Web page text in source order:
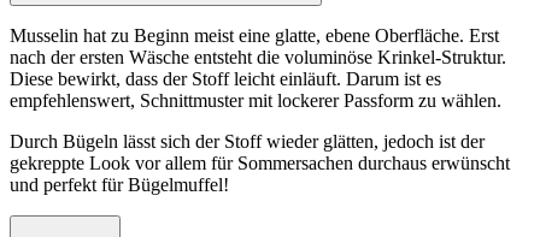
Musselin hat zu Beginn meist eine glatte, ebene Oberfläche. Erst
nach der ersten Wäsche entsteht die voluminöse Krinkel-Struktur.
Diese bewirkt, dass der Stoff leicht einläuft. Darum ist es
empfehlenswert, Schnittmuster mit lockerer Passform zu wählen.
Durch Bügeln lässt sich der Stoff wieder glätten, jedoch ist der
gekreppte Look vor allem für Sommersachen durchaus erwünscht
und perfekt für Bügelmuffel!